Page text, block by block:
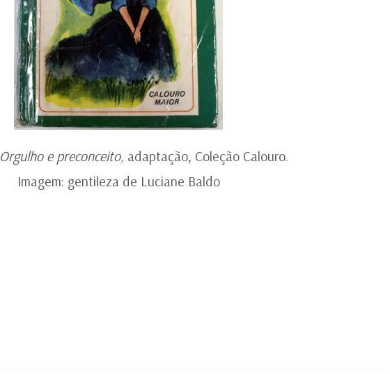
Orgulho e preconceito, adaptação, Coleção Calouro.
Imagem: gentileza de Luciane Baldo